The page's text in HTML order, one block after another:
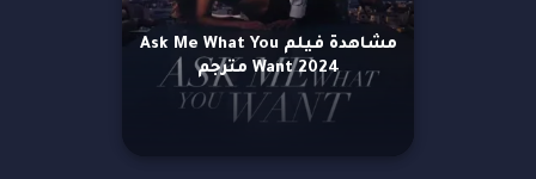
مشاهدة فيلم Ask Me What You
Want 2024 مترجم